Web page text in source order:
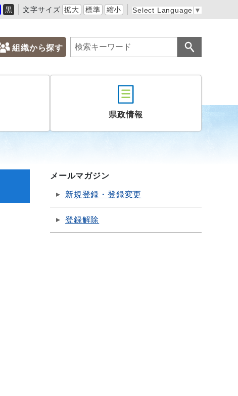
黒 文字サイズ 拡大 標準 縮小 Select Language ▼
組織から探す
県政情報
メールマガジン
新規登録・登録変更
登録解除